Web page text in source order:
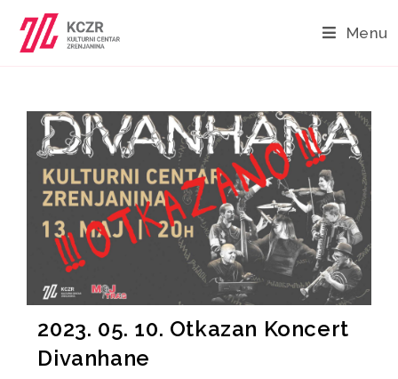
Menu
2023. 05. 10. Otkazan Koncert
Divanhane